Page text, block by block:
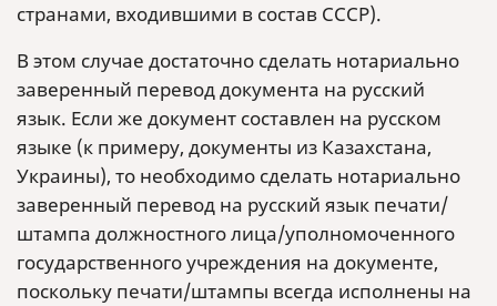
странами, входившими в состав СССР).
В этом случае достаточно сделать нотариально
заверенный перевод документа на русский
язык. Если же документ составлен на русском
языке (к примеру, документы из Казахстана,
Украины), то необходимо сделать нотариально
заверенный перевод на русский язык печати/
штампа должностного лица/уполномоченного
государственного учреждения на документе,
поскольку печати/штампы всегда исполнены на